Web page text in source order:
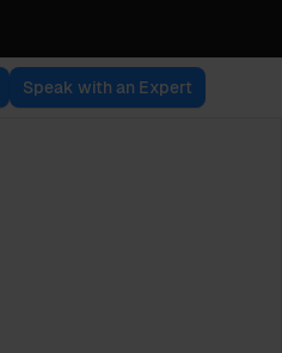
Speak with an Expert